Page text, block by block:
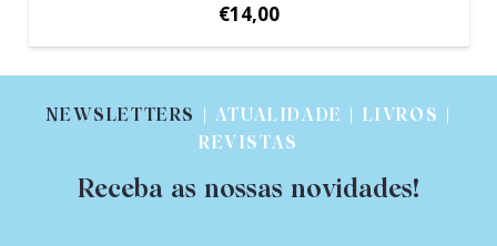
€14,00
NEWSLETTERS
| ATUALIDADE | LIVROS |
REVISTAS
Receba as nossas novidades!